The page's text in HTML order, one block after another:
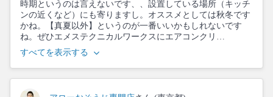
時期というのは言えないです、、設置している場所（キッチ
ンの近くなど）にも寄りますし。オススメとしては秋冬です
かね。【真夏以外】というのが一番いいかもしれないです
ね。ぜひエメステクニカルワークスにエアコンクリ…
すべてを表示する